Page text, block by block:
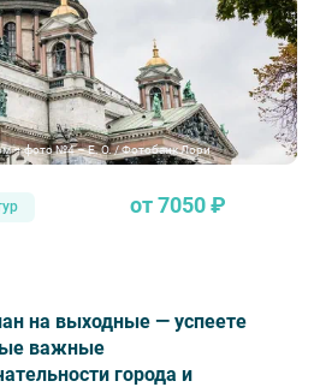
– фото №4 – E. O. / Фотобанк Лори
от 7050 ₽
на выходные — успеете
важные
города и